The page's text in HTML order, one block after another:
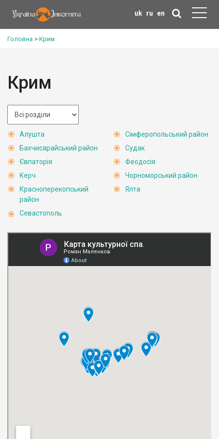
uk ru en
Головна > Крим
Крим
Алушта
Бахчисарайський район
Євпаторія
Керч
Красноперекопський
район
Севастополь
Сімферопольський район
Судак
Феодосія
Чорноморський район
Ялта